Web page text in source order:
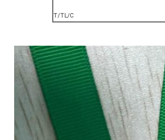
T/TL/C